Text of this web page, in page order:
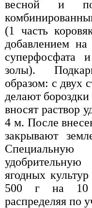
весной и
(1 часть
добавлением
суперфосфата
золы).
образом: с двух
делают
вносят раствор
4 м. После
закрывают
ягодных
500 г на 10
распределяя по